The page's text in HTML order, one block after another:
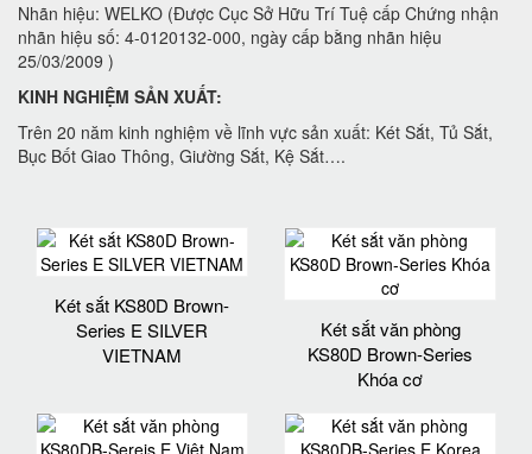
Nhãn hiệu: WELKO (Được Cục Sở Hữu Trí Tuệ cấp Chứng nhận
nhãn hiệu số: 4-0120132-000, ngày cấp bằng nhãn hiệu
25/03/2009 )
KINH NGHIỆM SẢN XUẤT:
Trên 20 năm kinh nghiệm về lĩnh vực sản xuất: Két Sắt, Tủ Sắt,
Bục Bốt Giao Thông, Giường Sắt, Kệ Sắt….
Két sắt KS80D Brown-
Series E SILVER
VIETNAM
Két sắt văn phòng
KS80D Brown-Series
Khóa cơ